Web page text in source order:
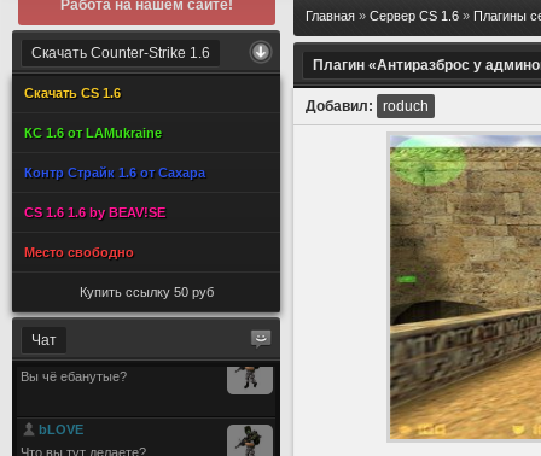
Работа на нашем сайте!
Скачать Counter-Strike 1.6
Скачать CS 1.6
КС 1.6 от LAMukraine
Контр Страйк 1.6 от Сахара
CS 1.6 1.6 by BEAV!SE
Место свободно
Купить ссылку 50 руб
Чат
Главная » Сервер CS 1.6 » Плагины
Плагин «Антиразброс у
Добавил: roduch